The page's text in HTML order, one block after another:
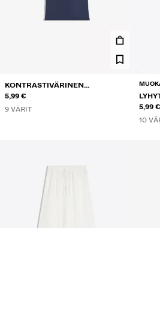
KONTRASTIVÄRINEN
NARUTOPPI
5,99 €
9 VÄRIT
5,99 €
10